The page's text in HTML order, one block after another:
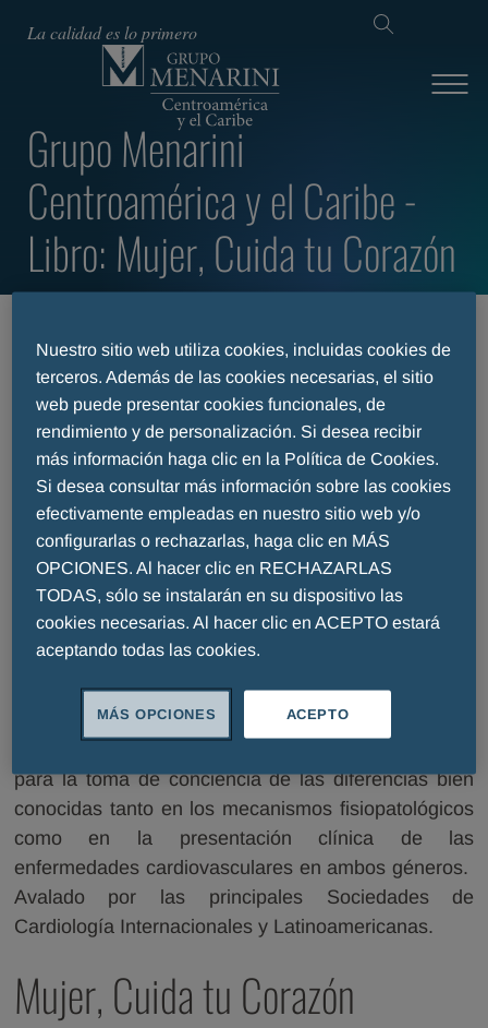
La calidad es lo primero
Grupo Menarini
Centroamérica y el Caribe -
Libro: Mujer, Cuida tu Corazón
GRUPO MENARINI CENTROAMÉRICA Y EL CARIBE -
CONTENIDO CIENTÍFICO
GRUPO MENARINI CENTROAMÉRICA Y EL CARIBE -
CARDIO / TROMBO / METABÓLICA
GRUPO MENARINI CENTROAMÉRICA Y EL CARIBE - LIBRO:
MUJER, CUIDA TU CORAZÓN
Libro: Mujer, Cuida tu Corazón
El libro Mujer Cuida Tu Corazón, es el valioso
resultado de un proyecto editorial realizado por las
Dras. Dora Inés Molina de Colombia y Margarita
Díaz Velasco de Uruguay, basado en la necesidad
de un libro centrado en el riesgo cardiovascular en
para la toma de conciencia de las diferencias bien
conocidas tanto en los mecanismos fisiopatológicos
como en la presentación clínica de las
enfermedades cardiovasculares en ambos géneros.
Avalado por las principales Sociedades de
Cardiología Internacionales y Latinoamericanas.
Mujer, Cuida tu Corazón
Nuestro sitio web utiliza cookies, incluidas cookies de
terceros. Además de las cookies necesarias, el sitio
web puede presentar cookies funcionales, de
rendimiento y de personalización. Si desea recibir
más información haga clic en la Política de Cookies.
Si desea consultar más información sobre las cookies
efectivamente empleadas en nuestro sitio web y/o
configurarlas o rechazarlas, haga clic en MÁS
OPCIONES. Al hacer clic en RECHAZARLAS
TODAS, sólo se instalarán en su dispositivo las
cookies necesarias. Al hacer clic en ACEPTO estará
aceptando todas las cookies.
ACEPTO
MÁS OPCIONES